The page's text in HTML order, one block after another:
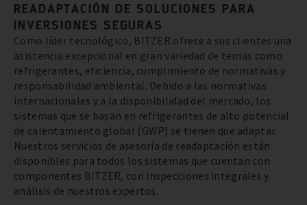
READAPTACIÓN DE SOLUCIONES PARA
INVERSIONES SEGURAS
Como líder tecnológico, BITZER ofrece a sus clientes una
asistencia excepcional en gran variedad de temas como
refrigerantes, eficiencia, cumplimiento de normativas y
responsabilidad ambiental. Debido a las normativas
internacionales y a la disponibilidad del mercado, los
sistemas que se basan en refrigerantes de alto potencial
de calentamiento global (GWP) se tienen que adaptar.
Nuestros servicios de asesoría de readaptación están
disponibles para todos los sistemas que cuentan con
componentes BITZER, con inspecciones integrales y
análisis de nuestros expertos.